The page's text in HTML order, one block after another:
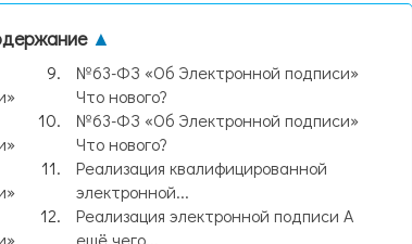
▲
№63-ФЗ «Об Электронной подписи»
Что нового?
№63-ФЗ «Об Электронной подписи»
Что нового?
Реализация квалифицированной
электронной...
Реализация электронной подписи А
ещё чего...